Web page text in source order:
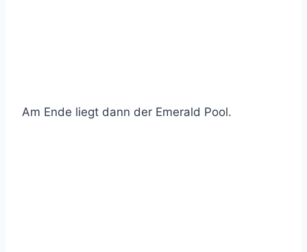
Am Ende liegt dann der Emerald Pool.